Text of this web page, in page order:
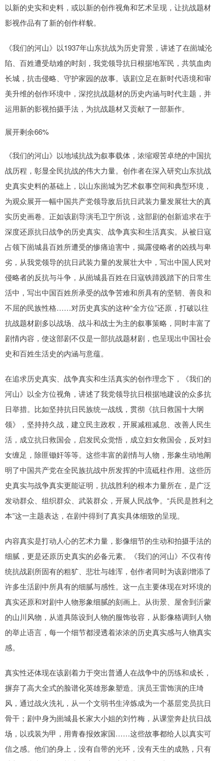
以新的史实和史料，或以新的创作视角和艺术呈现，让抗战题材
影视作品有了新的创作样貌。
《我们的河山》以1937年山东抗战为历史背景，讲述了在崮城沦
陷、百姓遭受劫难的时刻，我党领导抗日根据地军民，共筑血肉
长城，抗击侵略、守护家园的故事。该剧立足在新时代语境和审
美升维的创作环境中，深挖抗战题材的历史内涵与时代主题，并
运用新的影视拍摄手法，为抗战题材又贡献了一部新作。
展开剩余66%
《我们的河山》以地域抗战为叙事载体，浓缩艰苦卓绝的中国抗
战历程，彰显全民抗战的伟大力量。创作者在深入研究山东抗战
史真实史料的基础上，以山东崮城为艺术叙事空间和典型环境，
为观众展开一幅中国共产党领导敌后抗日武装力量发展壮大的真
实历史画卷。正如该剧导演毛卫宁所说，这部剧的创新追求在于
深度还原抗日战争的历史真实、战争真实和生活真实。从被日寇
占领下崮城县百姓所遭受的惨痛迫害中，揭露侵略者的凶残与卑
劣，从我党领导的抗日武装力量的发展壮大中，写出中国人民对
侵略者的反抗与斗争，从崮城县百姓在日寇铁蹄践踏下的日常生
活中，写出中国百姓所承受的战争苦难和所具有的坚韧、善良和
不屈的民族性格……对历史真实的这种“全方位”还原，打破以往
抗战题材剧多以战场、战斗和战士为主的叙事策略，同时丰富了
剧情内容，使这部剧不仅是一部抗战题材剧，也呈现出中国社会
史和百姓生活史的内涵与意蕴。
在追求历史真实、战争真实和生活真实的创作理念下，《我们的
河山》以全方位视角，讲述了我党领导抗日根据地建设的众多抗
日举措。比如坚持抗日民族统一战线，贯彻《抗日救国十大纲
领》，坚持持久战，建立民主政权，开展减租减息、改善人民生
活，成立抗日救国会，启发民众觉悟，成立妇女救国会，反对妇
女缠足，除匪锄奸等等。这些丰富的剧情与人物，形象生动地阐
明了中国共产党在全民族抗战中所发挥的中流砥柱作用。这些历
史真实与战争真实更能证明，抗战胜利的根本力量所在，是广泛
发动群众、组织群众、武装群众，开展人民战争。“兵民是胜利之
本”这一主题表达，在剧中得到了真实具体细致的呈现。
内容真实是打动人心的艺术力量，影像细节的生动和拍摄手法的
细腻，更是还原历史真实的必备元素。《我们的河山》不仅有传
统抗战剧所固有的粗犷、悲壮与雄浑，创作者同时为该剧增添了
许多生活剧中所具有的细腻与感性。这一点主要体现在对环境的
真实还原和对剧中人物形象细腻的刻画上。从街景、屋舍到沂蒙
的山川风物，从道具陈设到人物的服饰妆容，从影像格调到人物
的举止语言，每一个细节都浸透着浓浓的历史真实感与人物真实
感。
真实性还体现在该剧着力于突出普通人在战争中的历练和成长，
摒弃了高大全式的脸谱化英雄形象塑造。演员王雷饰演的庄埼
风，通过战火洗礼，从一个文弱书生淬炼成为一个基层党员抗日
骨干；剧中身为崮城县长家大小姐的刘竹梅，从课堂奔赴抗日战
场，以戎装为甲，用青春报效家国……这些故事都给人以真实可
信之感。他们的身上，没有自带的光环，没有天生的成熟，只有